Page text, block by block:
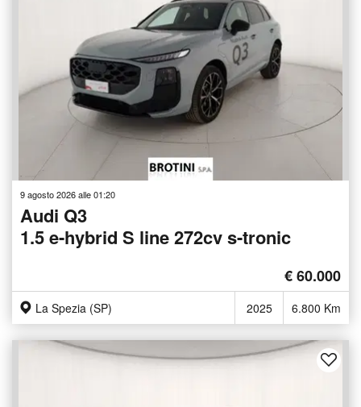
9 agosto 2026 alle 01:20
Audi Q3
1.5 e-hybrid S line 272cv s-tronic
€ 60.000
La Spezia (SP) 2025 6.800 Km